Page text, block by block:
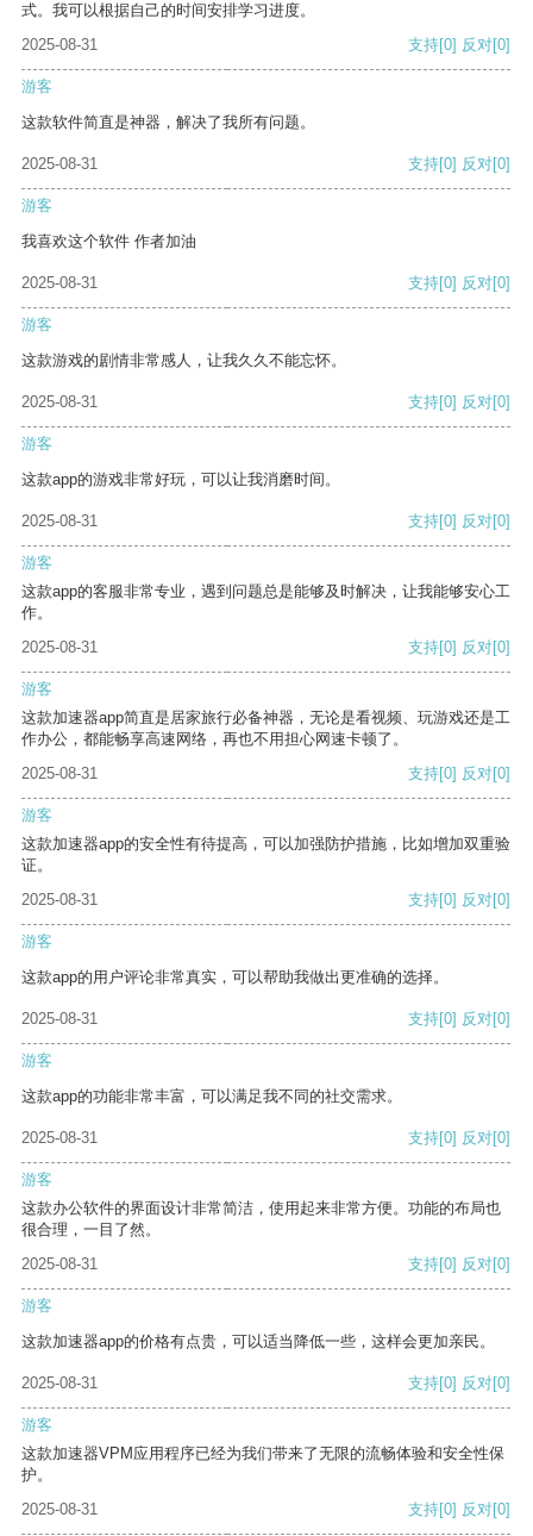
式。我可以根据自己的时间安排学习进度。
2025-08-31
支持[0] 反对[0]
游客
这款软件简直是神器，解决了我所有问题。
2025-08-31 支持[0] 反对[0]
游客
我喜欢这个软件 作者加油
2025-08-31 支持[0] 反对[0]
游客
这款游戏的剧情非常感人，让我久久不能忘怀。
2025-08-31 支持[0] 反对[0]
游客
这款app的游戏非常好玩，可以让我消磨时间。
2025-08-31 支持[0] 反对[0]
游客
这款app的客服非常专业，遇到问题总是能够及时解决，让我能够安心工
作。
2025-08-31
支持[0] 反对[0]
游客
这款加速器app简直是居家旅行必备神器，无论是看视频、玩游戏还是工
作办公，都能畅享高速网络，再也不用担心网速卡顿了。
2025-08-31
支持[0] 反对[0]
游客
这款加速器app的安全性有待提高，可以加强防护措施，比如增加双重验
证。
2025-08-31
支持[0] 反对[0]
游客
这款app的用户评论非常真实，可以帮助我做出更准确的选择。
2025-08-31 支持[0] 反对[0]
游客
这款app的功能非常丰富，可以满足我不同的社交需求。
2025-08-31 支持[0] 反对[0]
游客
这款办公软件的界面设计非常简洁，使用起来非常方便。功能的布局也
很合理，一目了然。
2025-08-31
支持[0] 反对[0]
游客
这款加速器app的价格有点贵，可以适当降低一些，这样会更加亲民。
2025-08-31 支持[0] 反对[0]
游客
这款加速器VPM应用程序已经为我们带来了无限的流畅体验和安全性保
护。
2025-08-31
支持[0] 反对[0]